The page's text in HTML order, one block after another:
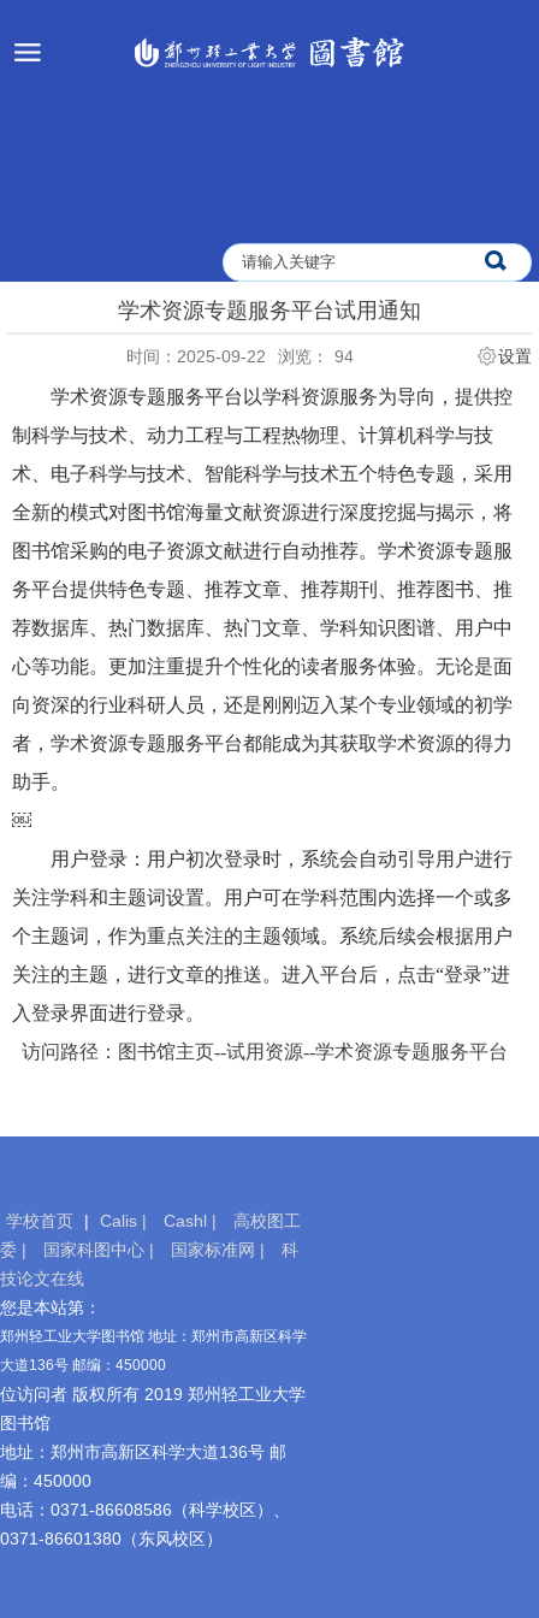
学术资源专题服务平台试用通知
时间：2025-09-22 浏览： 94 设置
学术资源专题服务平台以学科资源服务为导向，提供控
制科学与技术、动力工程与工程热物理、计算机科学与技
术、电子科学与技术、智能科学与技术五个特色专题，采用
全新的模式对图书馆海量文献资源进行深度挖掘与揭示，将
图书馆采购的电子资源文献进行自动推荐。 学术资源专题服
务平台提供特色专题、推荐文章、推荐期刊、推荐图书、推
荐数据库、热门数据库、热门文章、学科知识图谱、用户中
心等功能。更加注重提升个性化的读者服务体验。无论是面
向资深的行业科研人员，还是刚刚迈入某个专业领域的初学
者， 学术资源专题服务平台都能成为其获取学术资源的得力
助手。
￼
用户登录：用户初次登录时，系统会自动引导用户进行
关注学科和主题词设置。用户可在学科范围内选择一个或多
个主题词，作为重点关注的主题领域。系统后续会根据用户
关注的主题，进行文章的推送。进入平台后，点击“登录”进
入登录界面进行登录。
访问路径：图书馆主页--试用资源--学术资源专题服务平台
学校首页 | Calis | Cashl |
高校图工
委 |
国家科图中心 | 国家标准网 |
科
技论文在线
您是本站第：
郑州轻工业大学图书馆 地址：郑州市高新区科学
大道136号 邮编：450000
位访问者 版权所有 2019 郑州轻工业大学
图书馆
地址：郑州市高新区科学大道136号 邮
编：450000
电话：0371-86608586（科学校区）、
0371-86601380（东风校区）